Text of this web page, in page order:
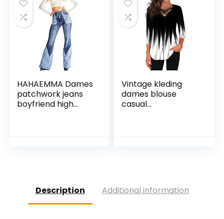
onregelmatige
winterjurken
HAHAEMMA Dames
patchwork jeans
boyfriend high
Vintage kleding
dames blouse
casual
Description Additional information